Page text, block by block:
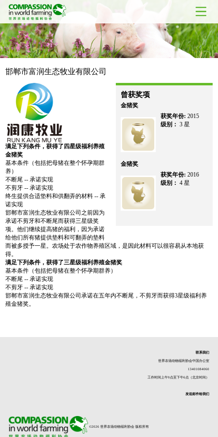
邯郸市富润生态牧业有限公司
曾获奖项
金猪奖
获奖年份: 2015
级别： 3 星
金猪奖
获奖年份: 2016
级别： 4 星
满足下列条件，获得了四星级福利养殖
金猪奖
基本条件（包括把母猪在整个怀孕期群
养）
不断尾 -- 承诺实现
不剪牙 -- 承诺实现
终生提供合适垫料和供翻弄的材料 -- 承
诺实现
邯郸市富润生态牧业有限公司之前因为
承诺不剪牙和不断尾而获得三星级奖
项。他们继续提高猪的福利，因为承诺
给他们所有猪提供垫料和可翻弄的垫料
而被多授予一星。农场处于农作物养殖区域，是因此材料可以很容易从本地获
得。
满足下列条件，获得了三星级福利养殖金猪奖
基本条件（包括把母猪在整个怀孕期群养）
不断尾 -- 承诺实现
不剪牙 -- 承诺实现
邯郸市富润生态牧业有限公司承诺在五年内不断尾，不剪牙而获得3星级福利养
殖金猪奖。
联系我们
世界农场动物福利协会中国办公室
13401084060
工作时间上午9点至下午6点（北京时间）
发送邮件给我们
©2026 世界农场动物福利协会 版权所有